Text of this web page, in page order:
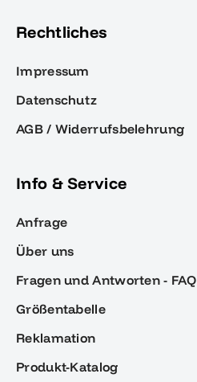
Rechtliches
Impressum
Datenschutz
AGB / Widerrufsbelehrung
Info & Service
Anfrage
Über uns
Fragen und Antworten - FAQ
Größentabelle
Reklamation
Produkt-Katalog